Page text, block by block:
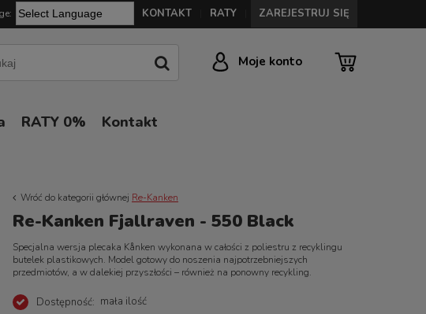
KONTAKT RATY ZAREJESTRUJ SIĘ
Powered by
Moje konto
RATY 0% Kontakt
Wróć do kategorii głównej Re-Kanken
Re-Kanken Fjallraven - 550 Black
Specjalna wersja plecaka Kånken wykonana w całości z poliestru z recyklingu
butelek plastikowych. Model gotowy do noszenia najpotrzebniejszych
przedmiotów, a w dalekiej przyszłości – również na ponowny recykling.
Dostępność: mała ilość